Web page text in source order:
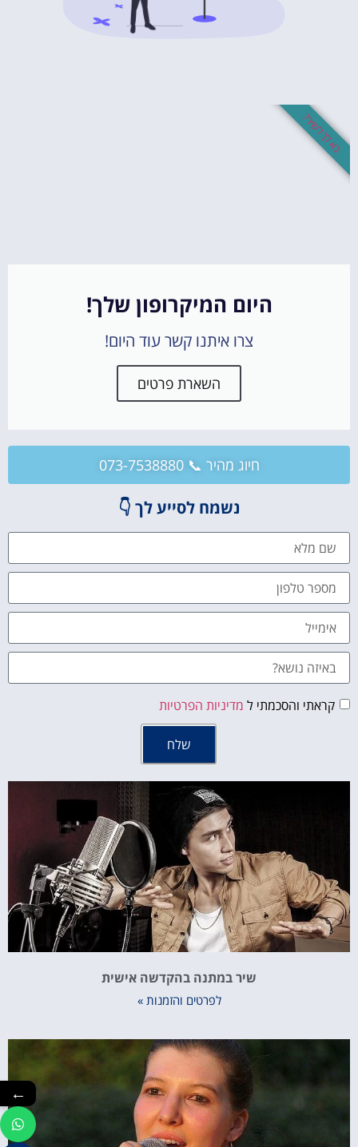
היום המיקרופון שלך!
צרו איתנו קשר עוד היום!
השארת פרטים
בא לך לשיר?
חיוג מהיר 📞 073-7538880
נשמח לסייע לך 👇
קראתי והסכמתי ל מדיניות הפרטיות
שלח
שיר במתנה בהקדשה אישית
לפרטים והזמנות »
←